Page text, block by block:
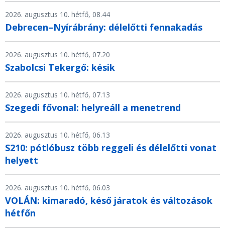
2026. augusztus 10. hétfő, 08.44
Debrecen–Nyírábrány: délelőtti fennakadás
2026. augusztus 10. hétfő, 07.20
Szabolcsi Tekergő: késik
2026. augusztus 10. hétfő, 07.13
Szegedi fővonal: helyreáll a menetrend
2026. augusztus 10. hétfő, 06.13
S210: pótlóbusz több reggeli és délelőtti vonat
helyett
2026. augusztus 10. hétfő, 06.03
VOLÁN: kimaradó, késő járatok és változások
hétfőn